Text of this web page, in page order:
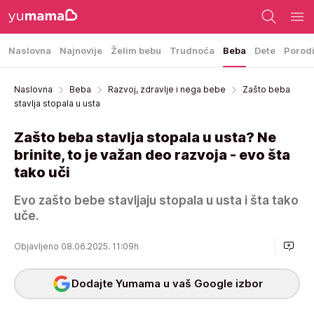
Naslovna Najnovije Želim bebu Trudnoća Beba Dete
Naslovna Beba Razvoj, zdravlje i nega bebe
Zašto beba
stavlja stopala u usta
Zašto beba stavlja stopala u usta? Ne
brinite, to je važan deo razvoja - evo šta
tako uči
Evo zašto bebe stavljaju stopala u usta i šta tako
uče.
Objavljeno 08.06.2025. 11:09h
Dodajte Yumama u vaš Google izbor